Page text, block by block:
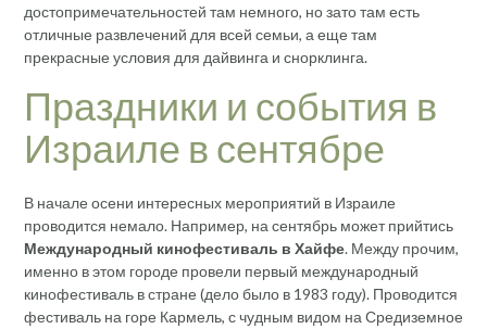
достопримечательностей там немного, но зато там есть
отличные развлечений для всей семьи, а еще там
прекрасные условия для дайвинга и снорклинга.
Праздники и события в
Израиле в сентябре
В начале осени интересных мероприятий в Израиле
проводится немало. Например, на сентябрь может прийтись
Международный кинофестиваль в Хайфе. Между прочим,
именно в этом городе провели первый международный
кинофестиваль в стране (дело было в 1983 году). Проводится
фестиваль на горе Кармель, с чудным видом на Средиземное